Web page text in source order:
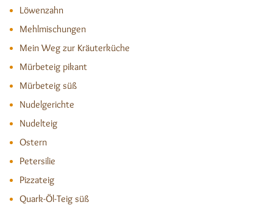
Löwenzahn
Mehlmischungen
Mein Weg zur Kräuterküche
Mürbeteig pikant
Mürbeteig süß
Nudelgerichte
Nudelteig
Ostern
Petersilie
Pizzateig
Quark-Öl-Teig süß